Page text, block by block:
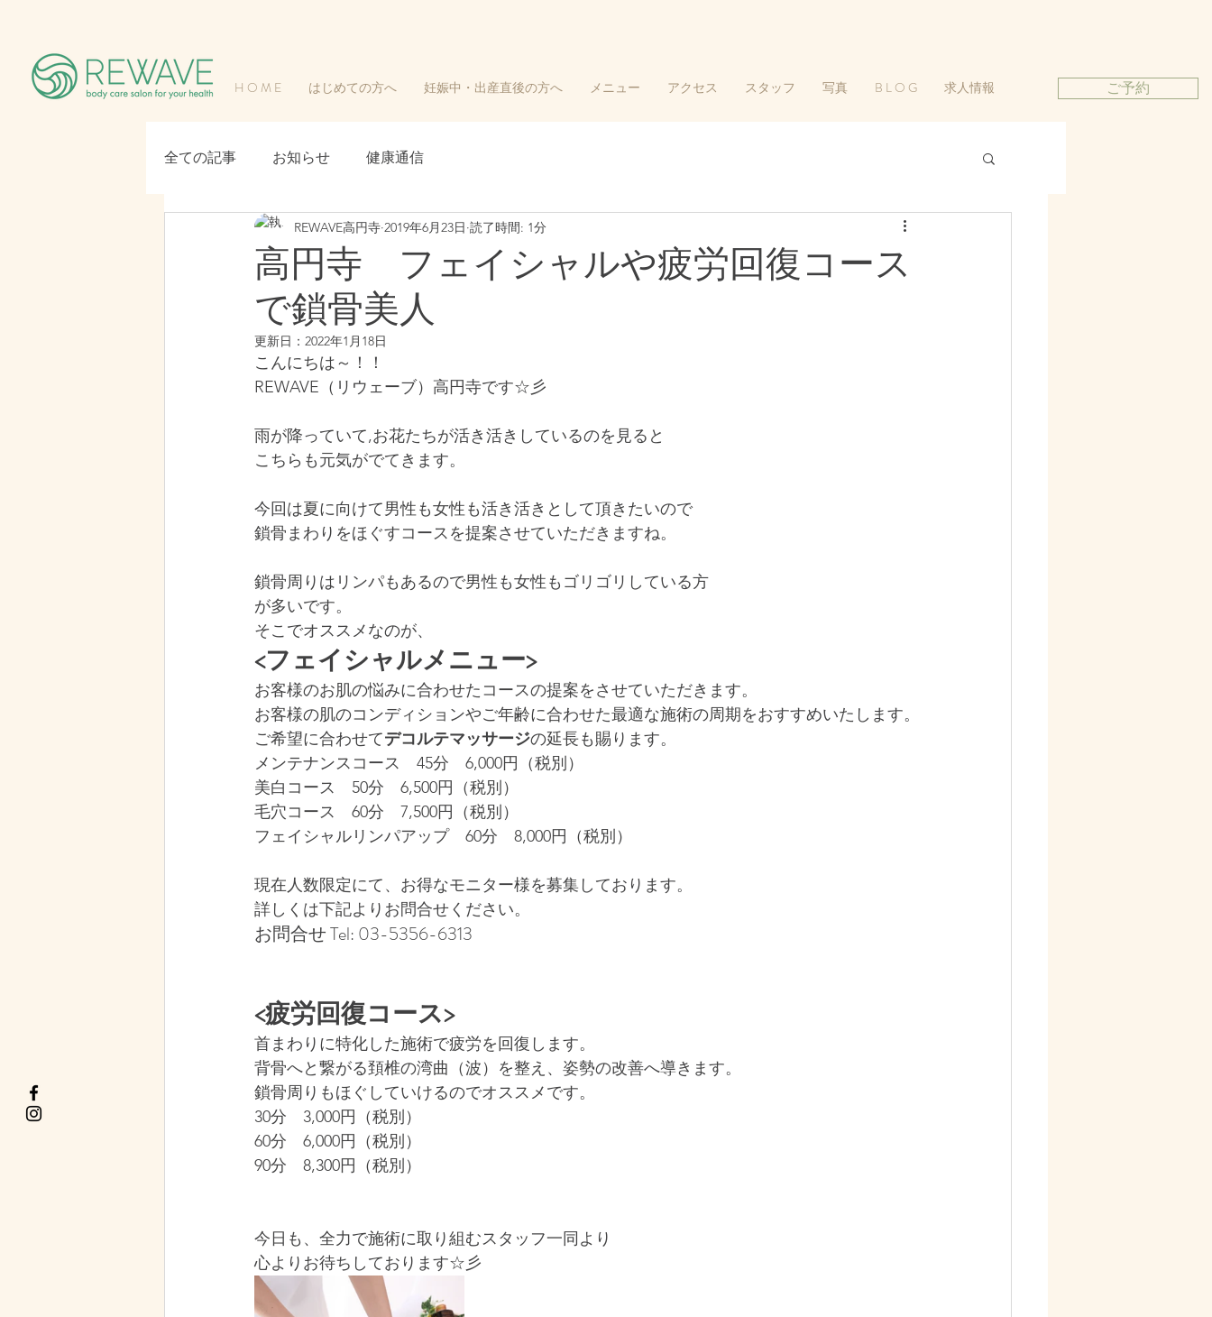
ご予約
H O M E はじめての方へ 妊娠中・出産直後の方へ メニュー アクセス スタッフ 写真 B L O G 求人情報
全ての記事 お知らせ 健康通信
高円寺 フェイシャルや疲労回復コース
で鎖骨美人
REWAVE高円寺 2019年6月23日 読了時間: 1分
更新日： 2022年1月18日
こんにちは～！！
REWAVE（リウェーブ）高円寺です☆彡
雨が降っていて,お花たちが活き活きしているのを見ると
こちらも元気がでてきます。
今回は夏に向けて男性も女性も活き活きとして頂きたいので
鎖骨まわりをほぐすコースを提案させていただきますね。
鎖骨周りはリンパもあるので男性も女性もゴリゴリしている方
が多いです。
そこでオススメなのが、
<​フェイシャルメニュー>
お客様のお肌の悩みに合わせたコースの提案をさせていただきます。
お客様の肌のコンディションやご年齢に合わせた最適な施術の周期をおすすめいたします。
ご希望に合わせてデコルテマッサージの延長も賜ります。
メンテナンスコース　45分　6,000円（税別）
美白コース　50分　6,500円（税別）
​毛穴コース　60分　7,500円（税別）
フェイシャルリンパアップ　60分　8,000円（税別）
現在人数限定にて、お得なモニター様を募集しております。
​詳しくは下記よりお問合せください。
お問合せ Tel: 03-5356-6313
<疲労回復コース>
首まわりに特化した施術で疲労を回復します。
​​背骨へと繋がる頚椎の湾曲（波）を整え、姿勢の改善へ導きます。
鎖骨周りもほぐしていけるのでオススメです。
30分　3,000円（税別）
60分　6,000円（税別）
90分　8,300円（税別）
今日も、全力で施術に取り組むスタッフ一同より
心よりお待ちしております☆彡